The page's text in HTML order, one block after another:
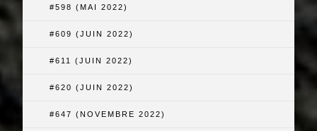
#598 (MAI 2022)
#609 (JUIN 2022)
#611 (JUIN 2022)
#620 (JUIN 2022)
#647 (NOVEMBRE 2022)